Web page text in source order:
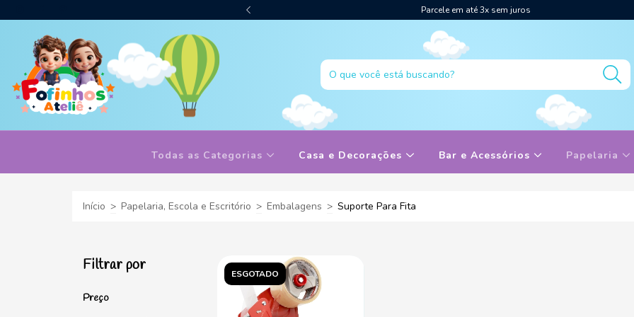
Parcele em até 3x sem juros
Todas as Categorias Casa e Decorações Bar e Acessórios Papelaria
Início > Papelaria, Escola e Escritório > Embalagens > Suporte Para Fita
Filtrar por
Preço
ESGOTADO